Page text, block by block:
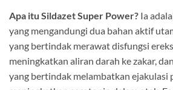
Apa itu Sildazet Super Power? Ia
yang mengandungi dua bahan aktif
yang bertindak merawat disfungsi
meningkatkan aliran darah ke zakar,
yang bertindak melambatkan ejakulasi